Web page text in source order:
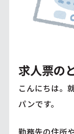
求人票の
こんにちは。
パンです。
勤務先の住所